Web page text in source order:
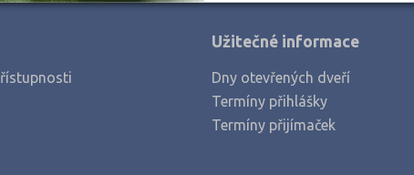
Užitečné informace
Dny otevřených dveří
Termíny přihlášky
Termíny přijímaček